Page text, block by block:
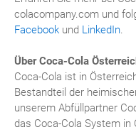
colacompany.com und
Facebook und LinkedIn.
Über Coca-Cola
Coca-Cola ist in
Bestandteil der
unserem Abfüllpartner
das Coca-Cola System